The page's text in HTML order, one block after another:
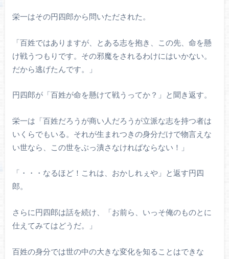
栄一はその円四郎から問いただされた。
「百姓ではありますが、とある志を抱き、この先、命を懸
け戦うつもりです。その邪魔をされるわけにはいかない。
だから逃げたんです。」
円四郎が「百姓が命を懸けて戦うってか？」と聞き返す。
栄一は「百姓だろうが商い人だろうが立派な志を持つ者は
いくらでもいる。それが生まれつきの身分だけで物言えな
い世なら、この世をぶっ潰さなければならない！」
「・・・なるほど！これは、おかしれぇや」と返す円四
郎。
さらに円四郎は話を続け、「お前ら、いっそ俺のものとに
仕えてみてはどうだ。」
百姓の身分では世の中の大きな変化を知ることはできな